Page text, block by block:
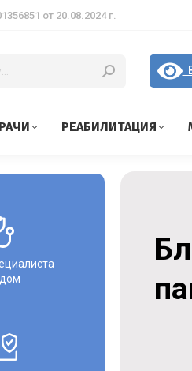
от 20.08.2024 г.
РЕАБИЛИТАЦИЯ